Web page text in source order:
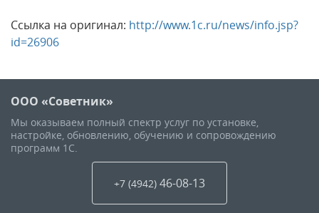
Ссылка на оригинал: http://www.1c.ru/news/info.jsp?
id=26906
ООО «Советник»
Мы оказываем полный спектр услуг по установке,
настройке, обновлению, обучению и сопровождению
программ 1С.
+7 (4942) 46-08-13